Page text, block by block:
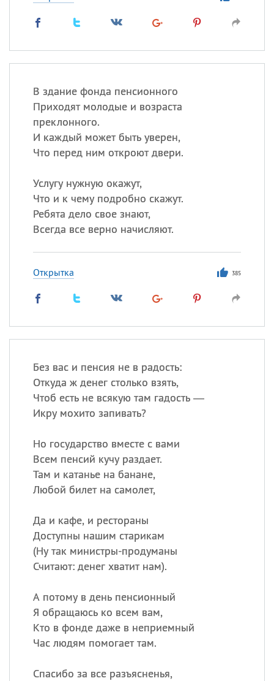
В здание фонда пенсионного
Приходят молодые и возраста
преклонного.
И каждый может быть уверен,
Что перед ним откроют двери.
Услугу нужную окажут,
Что и к чему подробно скажут.
Ребята дело свое знают,
Всегда все верно начисляют.
Открытка 385
Без вас и пенсия не в радость:
Откуда ж денег столько взять,
Чтоб есть не всякую там гадость —
Икру мохито запивать?
Но государство вместе с вами
Всем пенсий кучу раздает.
Там и катанье на банане,
Любой билет на самолет,
Да и кафе, и рестораны
Доступны нашим старикам
(Ну так министры-продуманы
Считают: денег хватит нам).
А потому в день пенсионный
Я обращаюсь ко всем вам,
Кто в фонде даже в неприемный
Час людям помогает там.
Спасибо за все разъясненья,